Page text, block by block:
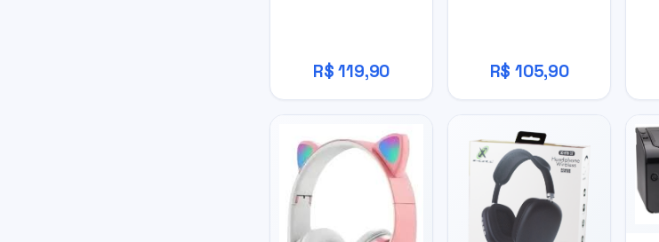
R$ 119,90 R$ 105,90